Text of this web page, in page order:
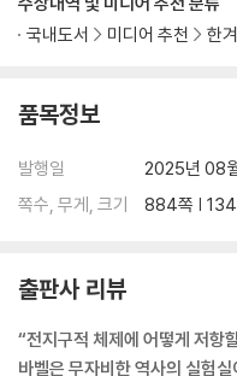
국내도서
미디어 추천 한
품목정보
발행일
2025년 08
쪽수, 무게, 크기
884쪽 |
출판사 리뷰
“전지구적 체제에 어떻게 저항
바벨은 무자비한 역사의 실험